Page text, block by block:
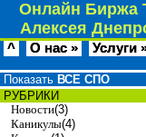
Онлайн Биржа
Алексея
^ О нас » Услуги
Показать ВСЕ СПО
РУБРИКИ
Новости(3)
Каникулы(4)